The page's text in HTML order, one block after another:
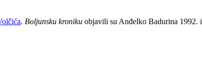
. Boljunsku kroniku objavili su Anđelko Badurina 1992. i